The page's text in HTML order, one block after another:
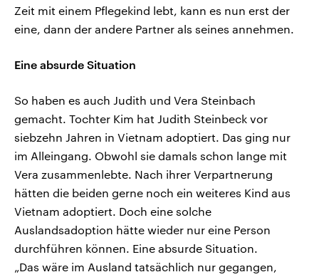
Zeit mit einem Pflegekind lebt, kann es nun erst der
eine, dann der andere Partner als seines annehmen.
Eine absurde Situation
So haben es auch Judith und Vera Steinbach
gemacht. Tochter Kim hat Judith Steinbeck vor
siebzehn Jahren in Vietnam adoptiert. Das ging nur
im Alleingang. Obwohl sie damals schon lange mit
Vera zusammenlebte. Nach ihrer Verpartnerung
hätten die beiden gerne noch ein weiteres Kind aus
Vietnam adoptiert. Doch eine solche
Auslandsadoption hätte wieder nur eine Person
durchführen können. Eine absurde Situation.
„Das wäre im Ausland tatsächlich nur gegangen,